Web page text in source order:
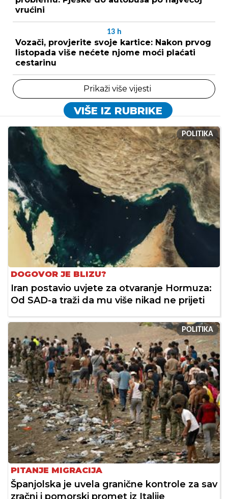
vrućini
13 h
Vozači, provjerite svoje kartice: Nakon prvog
listopada više nećete njome moći plaćati
cestarinu
Prikaži više vijesti
VIŠE IZ RUBRIKE
POLITIKA
DOGOVOR JE BLIZU?
Iran postavio uvjete za otvaranje Hormuza:
Od SAD-a traži da mu više nikad ne prijeti
POLITIKA
PITANJE MIGRACIJA
Španjolska je uvela granične kontrole za sav
zračni i pomorski promet iz Italije